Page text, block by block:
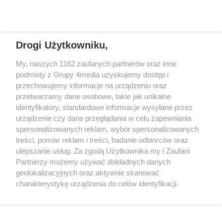
często przebywają daleko od
siebie. Oszuści liczą właśnie na
pośpiech, emocje i brak czasu na
dokładne sprawdzenie, kto
naprawdę znajduje się po drugiej
stronie telefonu.
REKLAMA
Reklama Kontakt
Informacja o Nadawcy
Drogi Użytkowniku,
My, naszych 1162 zaufanych partnerów oraz inne
podmioty z Grupy 4media uzyskujemy dostęp i
przechowujemy informacje na urządzeniu oraz
przetwarzamy dane osobowe, takie jak unikalne
identyfikatory, standardowe informacje wysyłane przez
urządzenie czy dane przeglądania w celu zapewniania
spersonalizowanych reklam, wybór spersonalizowanych
treści, pomiar reklam i treści, badanie odbiorców oraz
ulepszanie usług. Za zgodą Użytkownika my i Zaufani
Partnerzy możemy używać dokładnych danych
geolokalizacyjnych oraz aktywnie skanować
charakterystykę urządzenia do celów identyfikacji.